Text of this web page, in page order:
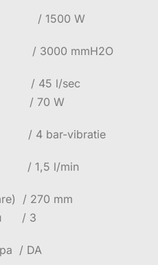
W
3000 mmH2O
/ 45 l/sec
/ 70 W
4 bar-vibratie
1,5 l/min
/ 270 mm
/ 3
/ DA